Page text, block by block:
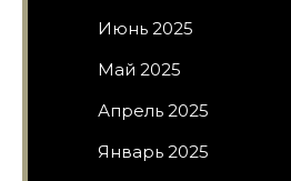
Июнь 2025
Май 2025
Апрель 2025
Январь 2025